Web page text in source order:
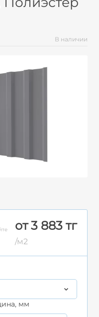
В наличии
от 3 883 тг
/м2
мм